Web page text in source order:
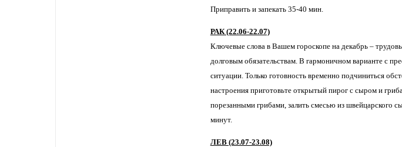
Приправить и запекать 35-40 мин.
РАК (22.06-22.07)
Ключевые слова в Вашем гороскопе на декабрь –
долговым обязательствам. В гармоничном варианте с
ситуации. Только готовность временно подчиниться
настроения приготовьте открытый пирог с сыром и
порезанными грибами, залить смесью из швейцарского
минут.
ЛЕВ (23.07-23.08)